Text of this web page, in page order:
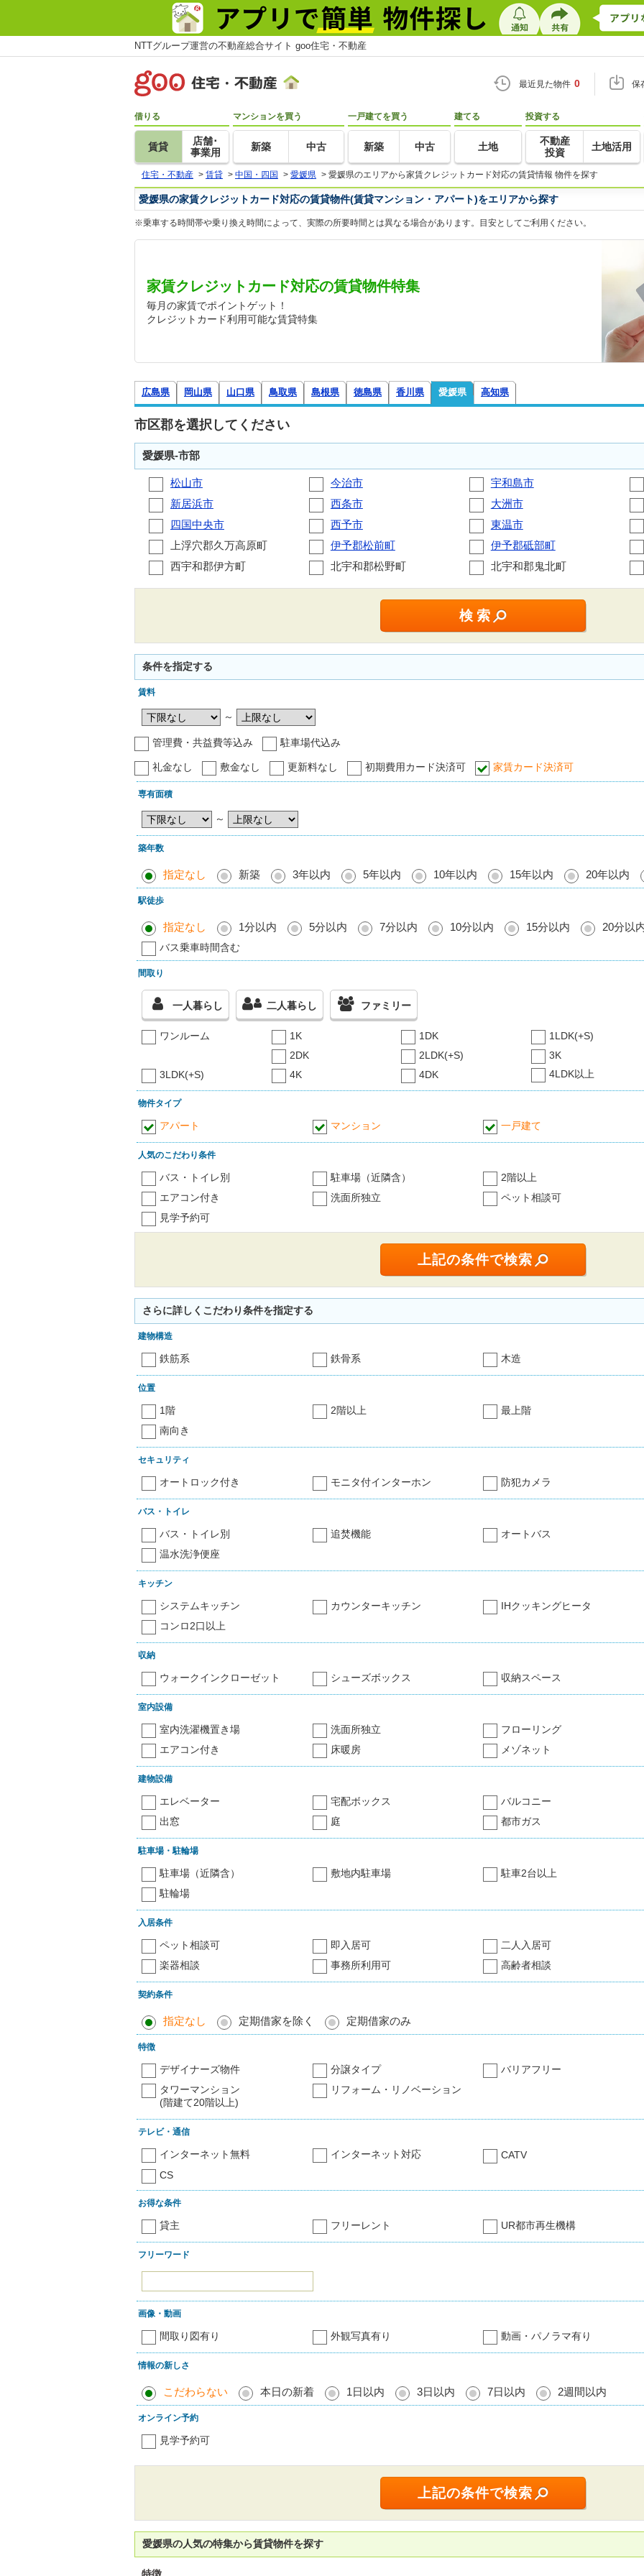
NTTグループ運営の不動産総合サイト goo住宅・不動産
最近見た物件 0 保
借りる
賃貸
店舗･
事業用
マンションを買う
新築 中古
一戸建てを買う
新築 中古
建てる
土地
投資する
不動産
投資
土地活用
住宅・不動産 > 賃貸 > 中国・四国 > 愛媛県 > 愛媛県のエリアから家賃クレジットカード対応の賃貸情報 物件を探す
愛媛県の家賃クレジットカード対応の賃貸物件(賃貸マンション・アパート)をエリアから探す
※乗車する時間帯や乗り換え時間によって、実際の所要時間とは異なる場合があります。目安としてご利用ください。
家賃クレジットカード対応の賃貸物件特集
毎月の家賃でポイントゲット！
クレジットカード利用可能な賃貸特集
広島県 岡山県 山口県 鳥取県 島根県 徳島県 香川県 愛媛県 高知県
市区郡を選択してください
愛媛県-市部
松山市 今治市 宇和島市
新居浜市
西条市 大洲市
四国中央市
西予市 東温市
上浮穴郡久万高原町
伊予郡松前町 伊予郡砥部町
西宇和郡伊方町
北宇和郡松野町 北宇和郡鬼北町
条件を指定する
賃料
～
管理費・共益費等込み 駐車場代込み
礼金なし 敷金なし 更新料なし 初期費用カード決済可 家賃カード決済可
専有面積
～
築年数
指定なし 新築 3年以内 5年以内 10年以内 15年以内 20年以内
駅徒歩
指定なし 1分以内 5分以内 7分以内 10分以内 15分以内 20分以
バス乗車時間含む
間取り
一人暮らし 二人暮らし ファミリー
ワンルーム 1K 1DK 1LDK(+S)
2DK
2LDK(+S) 3K
3LDK(+S)
4K 4DK 4LDK以上
物件タイプ
アパート マンション 一戸建て
人気のこだわり条件
バス・トイレ別 駐車場（近隣含） 2階以上
エアコン付き
洗面所独立 ペット相談可
見学予約可
さらに詳しくこだわり条件を指定する
建物構造
鉄筋系 鉄骨系 木造
位置
1階 2階以上 最上階
南向き
セキュリティ
オートロック付き モニタ付インターホン 防犯カメラ
バス・トイレ
バス・トイレ別 追焚機能 オートバス
温水洗浄便座
キッチン
システムキッチン カウンターキッチン IHクッキングヒータ
コンロ2口以上
収納
ウォークインクローゼット シューズボックス 収納スペース
室内設備
室内洗濯機置き場 洗面所独立 フローリング
エアコン付き
床暖房 メゾネット
建物設備
エレベーター 宅配ボックス バルコニー
出窓
庭 都市ガス
駐車場・駐輪場
駐車場（近隣含） 敷地内駐車場 駐車2台以上
駐輪場
入居条件
ペット相談可 即入居可 二人入居可
楽器相談
事務所利用可 高齢者相談
契約条件
指定なし 定期借家を除く 定期借家のみ
特徴
デザイナーズ物件 分譲タイプ バリアフリー
タワーマンション
(階建て20階以上)
リフォーム・リノベーション
テレビ・通信
インターネット無料 インターネット対応 CATV
CS
お得な条件
貸主 フリーレント UR都市再生機構
フリーワード
画像・動画
間取り図有り 外観写真有り 動画・パノラマ有り
情報の新しさ
こだわらない 本日の新着 1日以内 3日以内 7日以内 2週間以内
オンライン予約
見学予約可
愛媛県の人気の特集から賃貸物件を探す